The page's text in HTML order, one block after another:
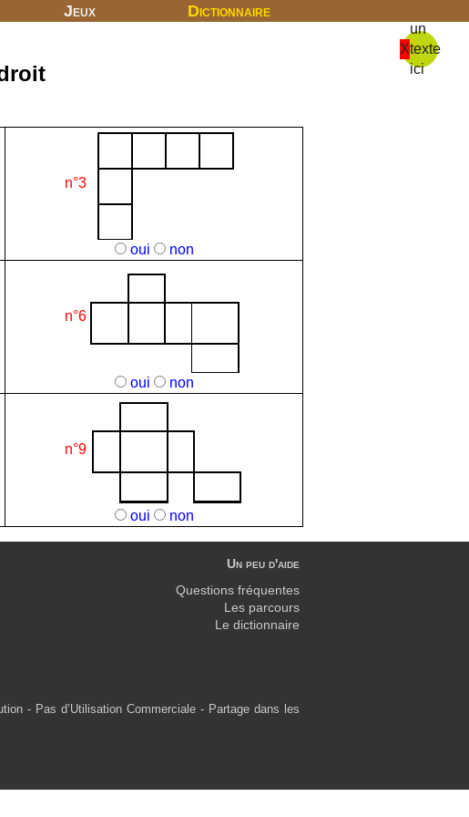
Jeux Dictionnaire
X
un
texte
ici
n°3
oui non
n°6
oui non
n°9
oui non
Un peu d'aide
Questions fréquentes
Les parcours
Le dictionnaire
- Pas d’Utilisation Commerciale - Partage dans les